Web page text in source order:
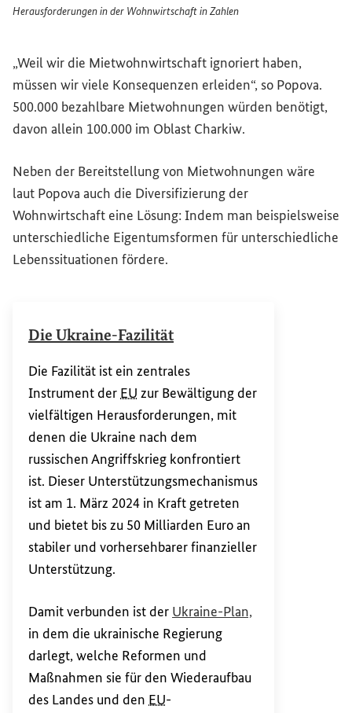
Herausforderungen in der Wohnwirtschaft in Zahlen
„Weil wir die Mietwohnwirtschaft ignoriert haben,
müssen wir viele Konsequenzen erleiden“, so Popova.
500.000 bezahlbare Mietwohnungen würden benötigt,
davon allein 100.000 im Oblast Charkiw.
Neben der Bereitstellung von Mietwohnungen wäre
laut Popova auch die Diversifizierung der
Wohnwirtschaft eine Lösung: Indem man beispielsweise
unterschiedliche Eigentumsformen für unterschiedliche
Lebenssituationen fördere.
Die Ukraine-Fazilität
Die Fazilität ist ein zentrales
Instrument der EU zur Bewältigung der
vielfältigen Herausforderungen, mit
denen die Ukraine nach dem
russischen Angriffskrieg konfrontiert
ist. Dieser Unterstützungsmechanismus
ist am 1. März 2024 in Kraft getreten
und bietet bis zu 50 Milliarden Euro an
stabiler und vorhersehbarer finanzieller
Unterstützung.
Damit verbunden ist der Ukraine-Plan,
in dem die ukrainische Regierung
darlegt, welche Reformen und
Maßnahmen sie für den Wiederaufbau
des Landes und den EU-